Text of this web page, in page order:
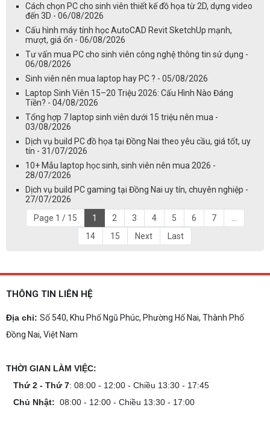
Cách chọn PC cho sinh viên thiết kế đồ họa từ 2D, dựng video
đến 3D - 06/08/2026
Cấu hình máy tính học AutoCAD Revit SketchUp mạnh,
mượt, giá ổn - 06/08/2026
Tư vấn mua PC cho sinh viên công nghệ thông tin sử dụng -
06/08/2026
Sinh viên nên mua laptop hay PC ? - 05/08/2026
Laptop Sinh Viên 15–20 Triệu 2026: Cấu Hình Nào Đáng
Tiền? - 04/08/2026
Tổng hợp 7 laptop sinh viên dưới 15 triệu nên mua -
03/08/2026
Dịch vụ build PC đồ họa tại Đồng Nai theo yêu cầu, giá tốt, uy
tín - 31/07/2026
10+ Mẫu laptop học sinh, sinh viên nên mua 2026 -
28/07/2026
Dịch vụ build PC gaming tại Đồng Nai uy tín, chuyên nghiệp -
27/07/2026
Page 1 / 15
1 2 3 4 5 6 7
14
15 Next Last
THÔNG TIN LIÊN HỆ
Địa chỉ: Số 540, Khu Phố Ngũ Phúc, Phường Hố Nai, Thành Phố
Đồng Nai, Việt Nam
THỜI GIAN LÀM VIỆC:
Thứ 2 - Thứ 7: 08:00 - 12:00 - Chiều 13:30 - 17:45
Chủ Nhật: 08:00 - 12:00 - Chiều 13:30 - 17:00